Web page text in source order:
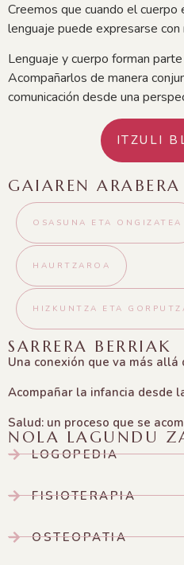
Creemos que cuando el cuerpo
lenguaje puede expresarse
Lenguaje y cuerpo forman
Acompañarlos de manera
comunicación desde una
ITZULI
GAIAREN
OSASUNA ETA ONGIZATEA
HAURTZAROA
HIZKUNTZA ETA
SARRERA BERRIAK
Una conexión que va más
Acompañar la infancia desde
Salud: un proceso que se
NOLA LAGUNDU
LOGOPEDIA
FISIOTERAPIA
OSTEOPATIA